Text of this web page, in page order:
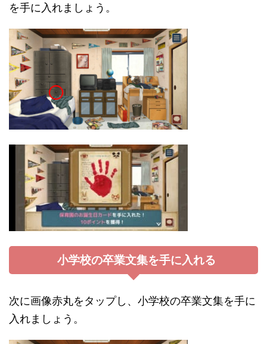
を手に入れましょう。
小学校の卒業文集を手に入れる
次に画像赤丸をタップし、小学校の卒業文集を手に
入れましょう。